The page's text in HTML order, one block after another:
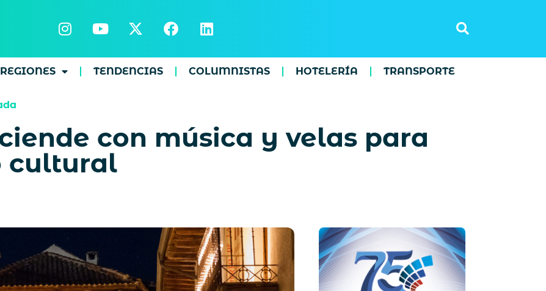
REGIONES TENDENCIAS COLUMNISTAS HOTELERÍA TRANSPORTE
con música y velas para
cultural